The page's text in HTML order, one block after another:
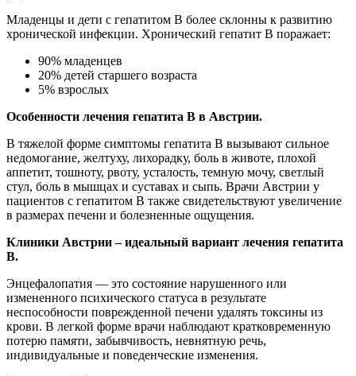
Младенцы и дети с гепатитом B более склонны к развитию
хронической инфекции. Хронический гепатит В поражает:
90% младенцев
20% детей старшего возраста
5% взрослых
Особенности лечения гепатита B в Австрии.
В тяжелой форме симптомы гепатита B вызывают сильное
недомогание, желтуху, лихорадку, боль в животе, плохой
аппетит, тошноту, рвоту, усталость, темную мочу, светлый
стул, боль в мышцах и суставах и сыпь. Врачи Австрии у
пациентов с гепатитом В также свидетельствуют увеличение
в размерах печени и болезненные ощущения.
Клиники Австрии – идеальный вариант лечения гепатита
B.
Энцефалопатия — это состояние нарушенного или
измененного психического статуса в результате
неспособности поврежденной печени удалять токсины из
крови. В легкой форме врачи наблюдают кратковременную
потерю памяти, забывчивость, невнятную речь,
индивидуальные и поведенческие изменения.